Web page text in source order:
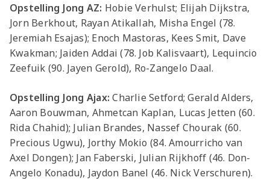
Opstelling Jong AZ: Hobie Verhulst; Elijah Dijkstra,
Jorn Berkhout, Rayan Atikallah, Misha Engel (78.
Jeremiah Esajas); Enoch Mastoras, Kees Smit, Dave
Kwakman; Jaiden Addai (78. Job Kalisvaart), Lequincio
Zeefuik (90. Jayen Gerold), Ro-Zangelo Daal.
Opstelling Jong Ajax: Charlie Setford; Gerald Alders,
Aaron Bouwman, Ahmetcan Kaplan, Lucas Jetten (60.
Rida Chahid); Julian Brandes, Nassef Chourak (60.
Precious Ugwu), Jorthy Mokio (84. Amourricho van
Axel Dongen); Jan Faberski, Julian Rijkhoff (46. Don-
Angelo Konadu), Jaydon Banel (46. Nick Verschuren).